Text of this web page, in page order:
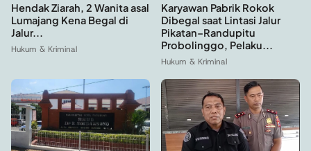
Hendak Ziarah, 2 Wanita asal
Lumajang Kena Begal di
Jalur...
Hukum & Kriminal
Karyawan Pabrik Rokok
Dibegal saat Lintasi Jalur
Pikatan–Randupitu
Probolinggo, Pelaku...
Hukum & Kriminal